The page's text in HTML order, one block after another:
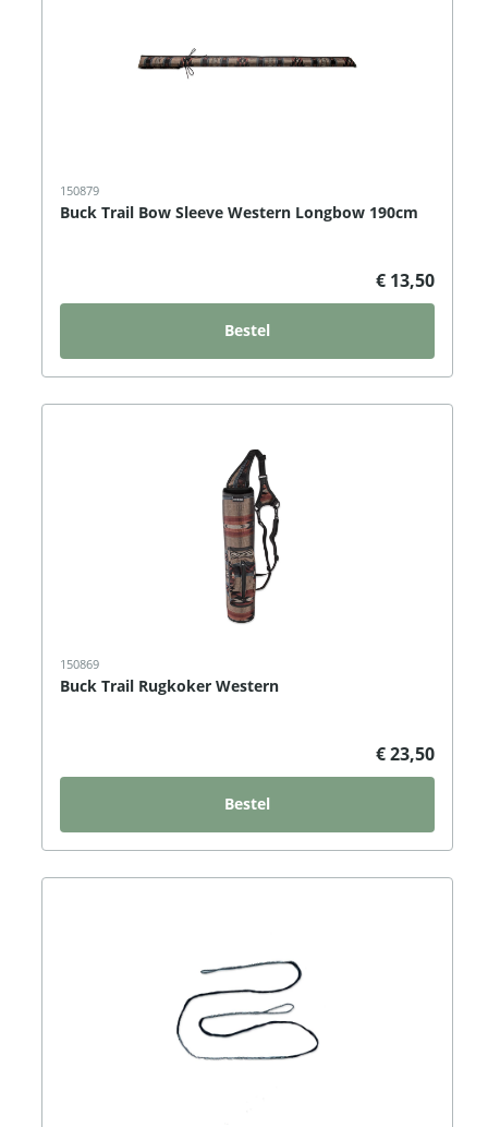
150879
Buck Trail Bow Sleeve Western Longbow 190cm
€ 13,50
Bestel
150869
Buck Trail Rugkoker Western
€ 23,50
Bestel